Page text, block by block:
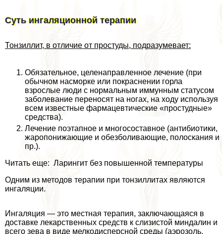
Суть ингаляционной терапии
Тонзиллит, в отличие от простуды, подразумевает:
Обязательное, целенаправленное лечение (при
обычном насморке или покраснении горла
взрослые люди с нормальным иммунным статусом
заболевание переносят на ногах, на ходу используя
всем известные фармацевтические «простудные»
средства).
Лечение поэтапное и многосоставное (антибиотики,
жаропонижающие и обезболивающие, полоскания и
пр.).
Читать еще: Ларингит без повышенной температуры
Одним из методов терапии при тонзиллитах являются
ингаляции.
Ингаляция — это местная терапия, заключающаяся в
доставке лекарственных средств к слизистой миндалин и
всего зева в виде мелкодисперсной среды (аэрозоль,